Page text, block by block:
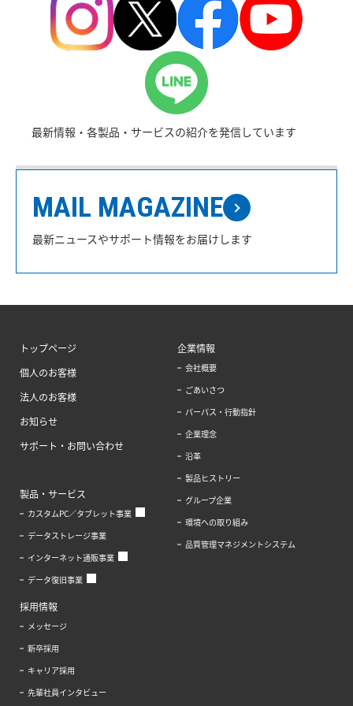
最新情報・各製品・サービスの紹介を発信しています
MAIL MAGAZINE
最新ニュースやサポート情報をお届けします
トップページ
個人のお客様
法人のお客様
お知らせ
サポート・お問い合わせ
製品・サービス
カスタムPC／タブレット事業
データストレージ事業
インターネット通販事業
データ復旧事業
企業情報
会社概要
ごあいさつ
パーパス・行動指針
企業理念
沿革
製品ヒストリー
グループ企業
環境への取り組み
品質管理マネジメントシステム
採用情報
メッセージ
新卒採用
キャリア採用
先輩社員インタビュー